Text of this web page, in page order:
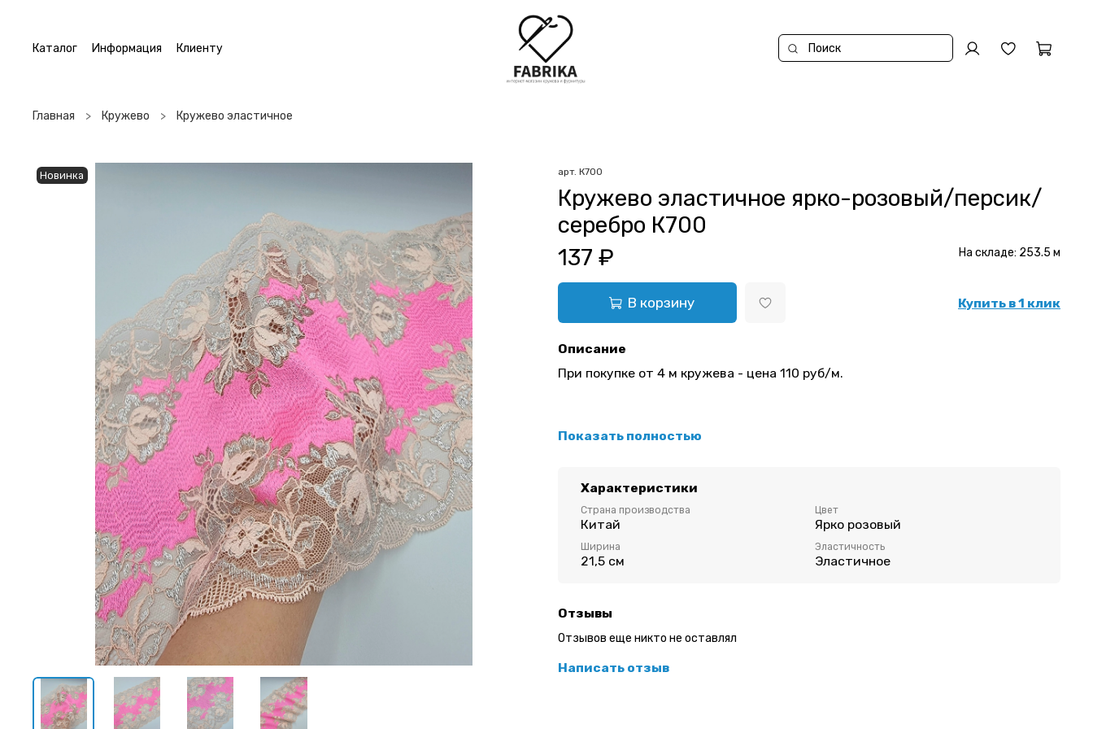
Каталог Информация Клиенту
Главная Кружево Кружево эластичное
Новинка арт. К700
Кружево эластичное ярко-розовый/персик/
серебро К700
137 ₽
В корзину Купить в 1 клик
На складе: 253.5 м
Описание
При покупке от 4 м кружева - цена 110 руб/м.
Стоимость указана за 1 метр. Минимальный отрез - 1 метр. Шаг отреза 0,1м
(10см)
Ширина: 21,5 см
Цвет: Ярко-розовый/персик/серебро
Показать полностью
Характеристики
Страна производства
Китай
Цвет
Ярко розовый
Ширина
21,5 см
Эластичность
Эластичное
Отзывы
Отзывов еще никто не оставлял
Написать отзыв